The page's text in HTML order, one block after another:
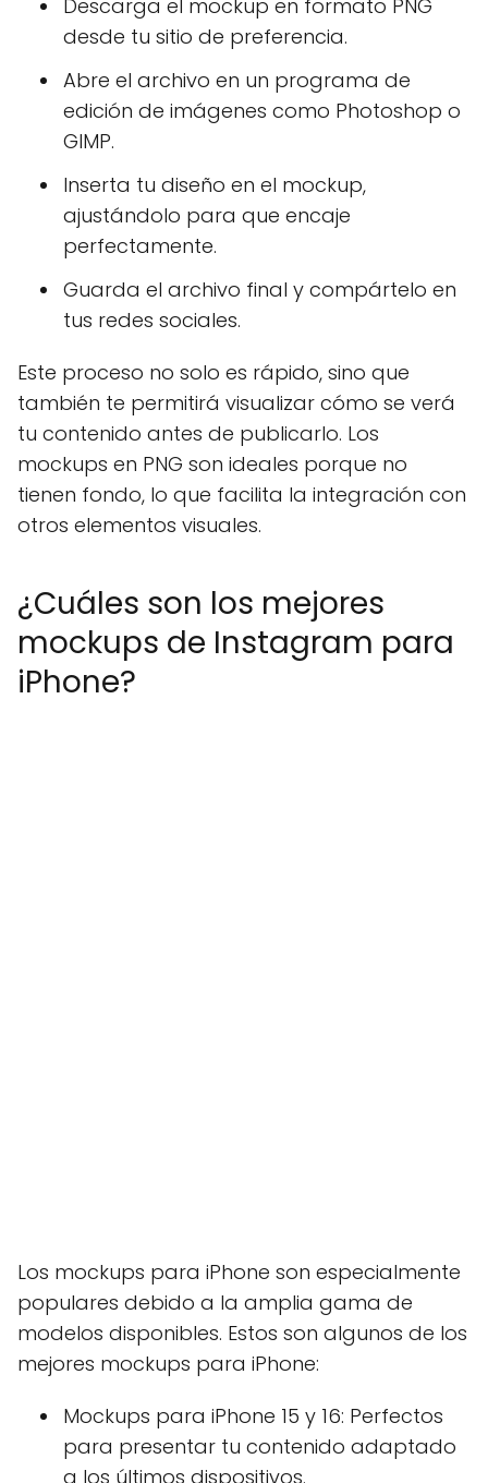
Descarga el mockup en formato PNG
desde tu sitio de preferencia.
Abre el archivo en un programa de
edición de imágenes como Photoshop o
GIMP.
Inserta tu diseño en el mockup,
ajustándolo para que encaje
perfectamente.
Guarda el archivo final y compártelo en
tus redes sociales.
Este proceso no solo es rápido, sino que
también te permitirá visualizar cómo se verá
tu contenido antes de publicarlo. Los
mockups en PNG son ideales porque no
tienen fondo, lo que facilita la integración con
otros elementos visuales.
¿Cuáles son los mejores
mockups de Instagram para
iPhone?
Los mockups para iPhone son especialmente
populares debido a la amplia gama de
modelos disponibles. Estos son algunos de los
mejores mockups para iPhone:
Mockups para iPhone 15 y 16: Perfectos
para presentar tu contenido adaptado
a los últimos dispositivos.